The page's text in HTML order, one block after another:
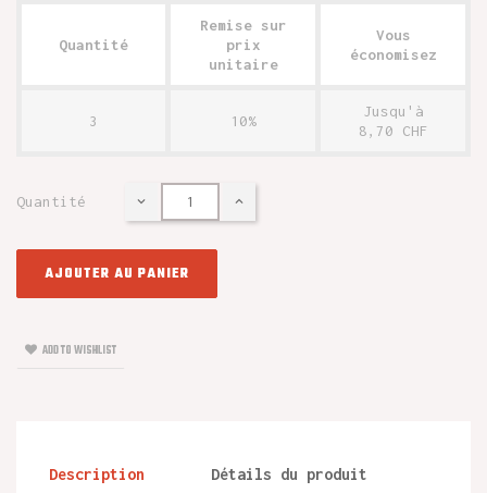
Quantité
Remise sur
prix
unitaire
Vous
économisez
3 10%
Jusqu'à
8,70 CHF
Quantité
AJOUTER AU PANIER
ADD TO WISHLIST
Description Détails du produit